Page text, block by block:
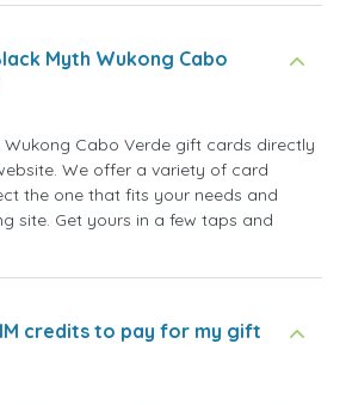
Myth Wukong Cabo
Wukong Cabo Verde gift cards directly
We offer a variety of card
the one that fits your needs and
site. Get yours in a few taps and
credits to pay for my gift